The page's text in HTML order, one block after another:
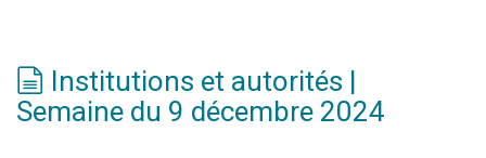
Institutions et autorités |
Semaine du 9 décembre 2024